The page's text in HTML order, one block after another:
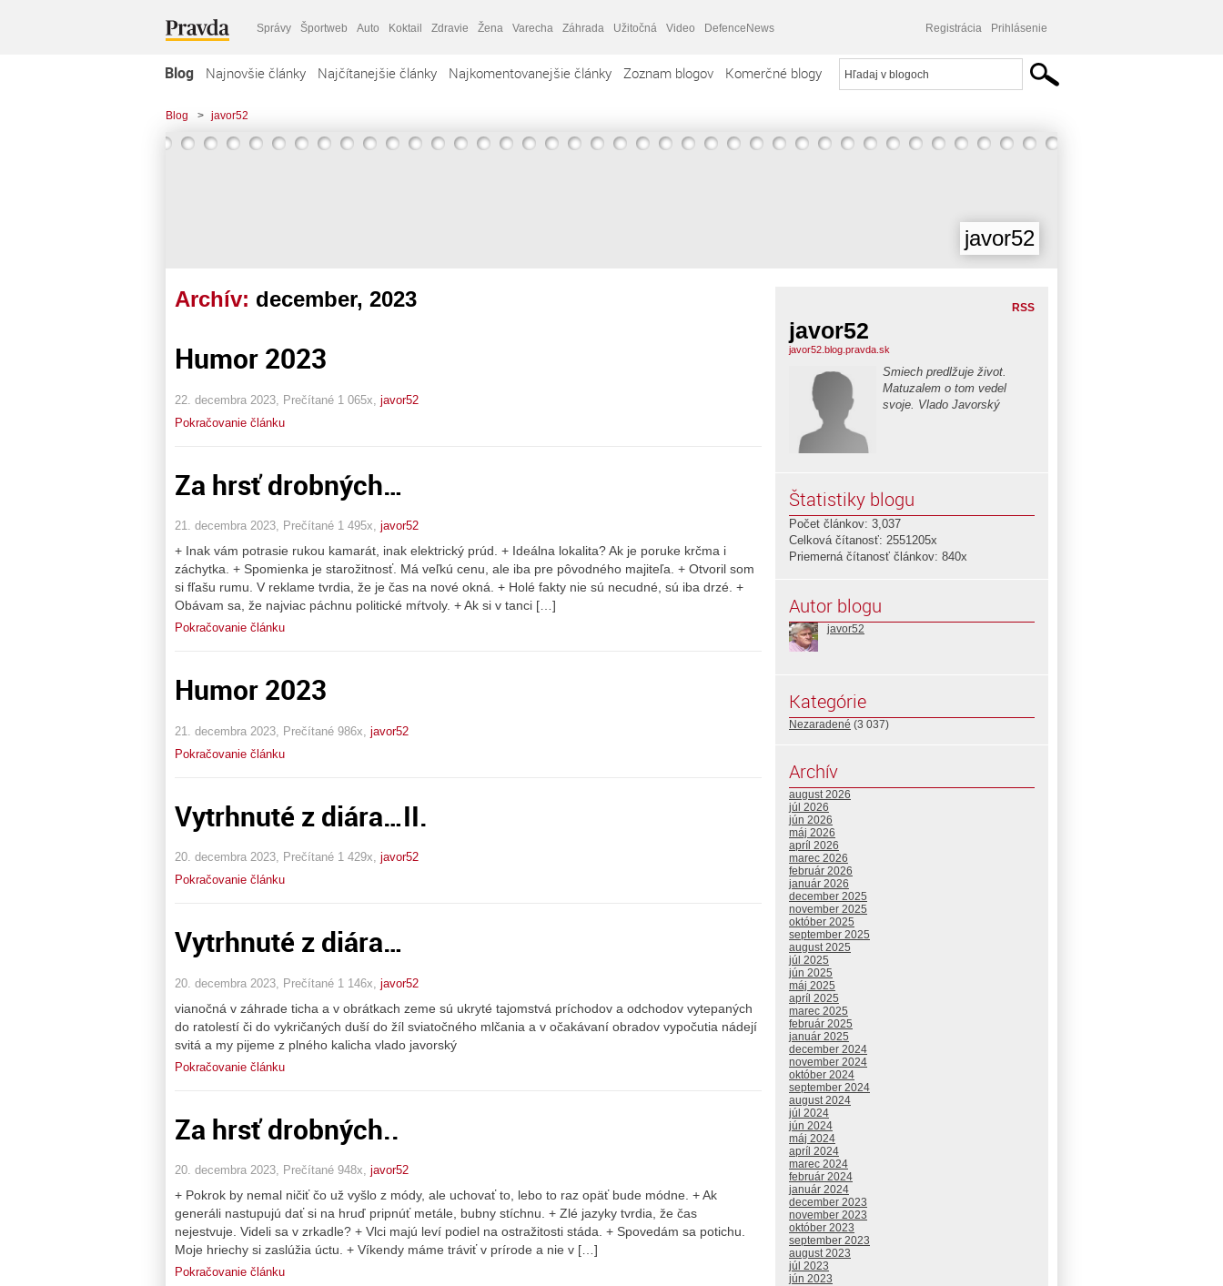
Správy Športweb Auto Koktail Zdravie Žena Varecha Záhrada Užitočná Video DefenceNews Registrácia Prihlásenie
Blog Najnovšie články Najčítanejšie články Najkomentovanejšie články Zoznam blogov Komerčné blogy
Blog > javor52
javor52
Archív: december, 2023
Humor 2023
22. decembra 2023, Prečítané 1 065x, javor52
Pokračovanie článku
Za hrsť drobných…
21. decembra 2023, Prečítané 1 495x, javor52
+ Inak vám potrasie rukou kamarát, inak elektrický prúd. + Ideálna lokalita? Ak je poruke krčma i
záchytka. + Spomienka je starožitnosť. Má veľkú cenu, ale iba pre pôvodného majiteľa. + Otvoril som
si fľašu rumu. V reklame tvrdia, že je čas na nové okná. + Holé fakty nie sú necudné, sú iba drzé. +
Obávam sa, že najviac páchnu politické mŕtvoly. + Ak si v tanci […]
Pokračovanie článku
Humor 2023
21. decembra 2023, Prečítané 986x, javor52
Pokračovanie článku
Vytrhnuté z diára…II.
20. decembra 2023, Prečítané 1 429x, javor52
Pokračovanie článku
Vytrhnuté z diára…
20. decembra 2023, Prečítané 1 146x, javor52
vianočná v záhrade ticha a v obrátkach zeme sú ukryté tajomstvá príchodov a odchodov vytepaných
do ratolestí či do vykričaných duší do žíl sviatočného mlčania a v očakávaní obradov vypočutia nádejí
svitá a my pijeme z plného kalicha vlado javorský
Pokračovanie článku
Za hrsť drobných..
20. decembra 2023, Prečítané 948x, javor52
+ Pokrok by nemal ničiť čo už vyšlo z módy, ale uchovať to, lebo to raz opäť bude módne. + Ak
generáli nastupujú dať si na hruď pripnúť metále, bubny stíchnu. + Zlé jazyky tvrdia, že čas
nejestvuje. Videli sa v zrkadle? + Vlci majú leví podiel na ostražitosti stáda. + Spovedám sa potichu.
Moje hriechy si zaslúžia úctu. + Víkendy máme tráviť v prírode a nie v […]
Pokračovanie článku
RSS
javor52
javor52.blog.pravda.sk
Smiech predlžuje život.
Matuzalem o tom vedel
svoje. Vlado Javorský
Štatistiky blogu
Počet článkov: 3,037
Celková čítanosť: 2551205x
Priemerná čítanosť článkov: 840x
Autor blogu
javor52
Kategórie
Nezaradené (3 037)
Archív
august 2026
júl 2026
jún 2026
máj 2026
apríl 2026
marec 2026
február 2026
január 2026
december 2025
november 2025
október 2025
september 2025
august 2025
júl 2025
jún 2025
máj 2025
apríl 2025
marec 2025
február 2025
január 2025
december 2024
november 2024
október 2024
september 2024
august 2024
júl 2024
jún 2024
máj 2024
apríl 2024
marec 2024
február 2024
január 2024
december 2023
november 2023
október 2023
september 2023
august 2023
júl 2023
jún 2023